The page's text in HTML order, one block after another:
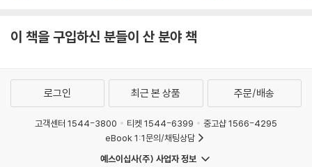
이 책을 구입하신 분들이 산 분야 책
로그인 최근 본 상품 주문/배송
고객센터 1544-3800 티켓 1544-6399
중고샵 1566-4295
eBook 1:1문의/채팅상담
예스이십사(주) 사업자 정보